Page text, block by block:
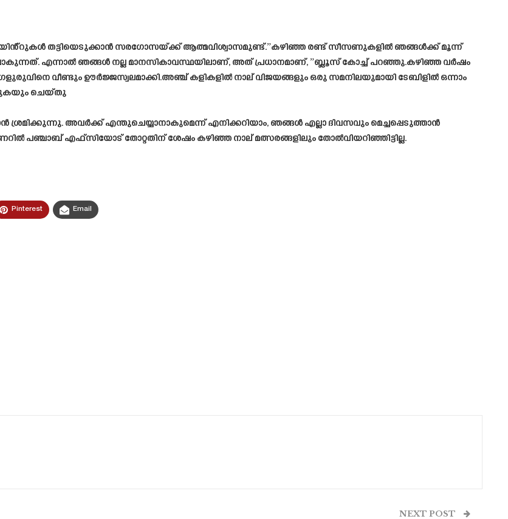
തട്ടിയെടുക്കാൻ സരഗോസയ്ക്ക് ആത്മവിശ്വാസമുണ്ട്.”കഴിഞ്ഞ രണ്ട് സീസണുകളിൽ ഞങ്ങൾക്ക് മൂന്ന്
എന്നാൽ ഞങ്ങൾ നല്ല മാനസികാവസ്ഥയിലാണ്, അത് പ്രധാനമാണ്, ”ബ്ലൂസ് കോച്ച് പറഞ്ഞു.കഴിഞ്ഞ വർഷം
വീണ്ടും ഊർജ്ജസ്വലമാക്കി.അഞ്ച് കളികളിൽ നാല് വിജയങ്ങളും ഒരു സമനിലയുമായി ടേബിളിൽ ഒന്നാം
ചെയ്തു
ശ്രമിക്കുന്നു. അവർക്ക് എന്തുചെയ്യാനാകുമെന്ന് എനിക്കറിയാം, ഞങ്ങൾ എല്ലാ ദിവസവും മെച്ചപ്പെടുത്താൻ
പഞ്ചാബ് എഫ്‌സിയോട് തോറ്റതിന് ശേഷം കഴിഞ്ഞ നാല് മത്സരങ്ങളിലും തോൽവിയറിഞ്ഞിട്ടില്ല.
Pinterest Email
NEXT POST